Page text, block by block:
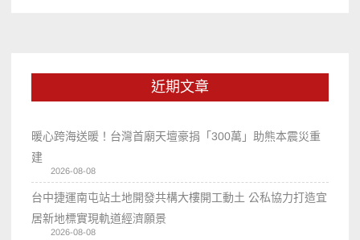
近期文章
暖心跨海送暖！台灣首廟天壇豪捐「300萬」助熊本震災重
建
2026-08-08
台中捷運南屯站土地開發共構大樓開工動土 公私協力打造宜
居新地標實現軌道經濟願景
2026-08-08